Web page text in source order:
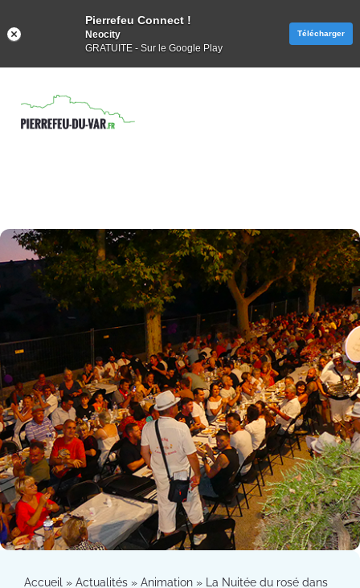
Accueil » Actualités » Animation »
La Nuitée du rosé dans
Pierrefeu Connect !
Neocity
GRATUITE - Sur le Google Play
Télécharger